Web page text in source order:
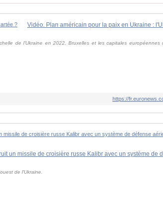
de l'Ukraine en 2022, Bruxelles et les capitales européennes
https://
de l'Ukraine.